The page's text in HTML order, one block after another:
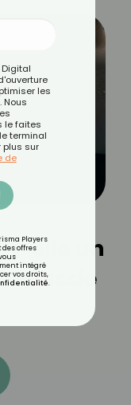
elle un
réussie
les
le faites
terminal
plus sur
de
Players
offres
intégré
vos droits,
.